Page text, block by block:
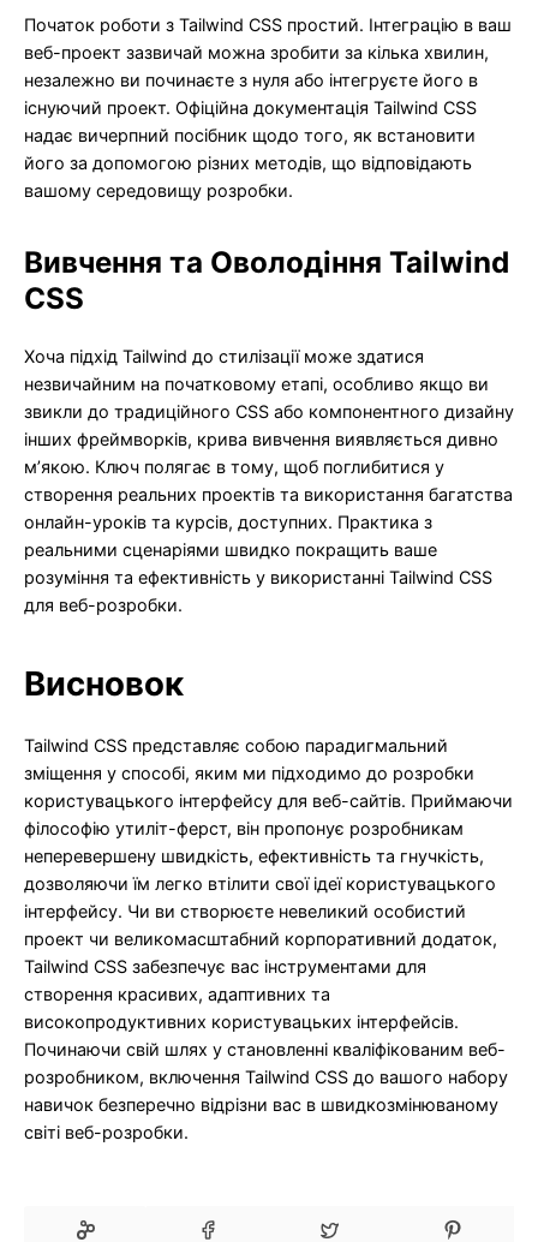
Початок роботи з Tailwind CSS простий. Інтеграцію в ваш
веб-проект зазвичай можна зробити за кілька хвилин,
незалежно ви починаєте з нуля або інтегруєте його в
існуючий проект. Офіційна документація Tailwind CSS
надає вичерпний посібник щодо того, як встановити
його за допомогою різних методів, що відповідають
вашому середовищу розробки.
Вивчення та Оволодіння Tailwind
CSS
Хоча підхід Tailwind до стилізації може здатися
незвичайним на початковому етапі, особливо якщо ви
звикли до традиційного CSS або компонентного дизайну
інших фреймворків, крива вивчення виявляється дивно
м’якою. Ключ полягає в тому, щоб поглибитися у
створення реальних проектів та використання багатства
онлайн-уроків та курсів, доступних. Практика з
реальними сценаріями швидко покращить ваше
розуміння та ефективність у використанні Tailwind CSS
для веб-розробки.
Висновок
Tailwind CSS представляє собою парадигмальний
зміщення у способі, яким ми підходимо до розробки
користувацького інтерфейсу для веб-сайтів. Приймаючи
філософію утиліт-ферст, він пропонує розробникам
неперевершену швидкість, ефективність та гнучкість,
дозволяючи їм легко втілити свої ідеї користувацького
інтерфейсу. Чи ви створюєте невеликий особистий
проект чи великомасштабний корпоративний додаток,
Tailwind CSS забезпечує вас інструментами для
створення красивих, адаптивних та
високопродуктивних користувацьких інтерфейсів.
Починаючи свій шлях у становленні кваліфікованим веб-
розробником, включення Tailwind CSS до вашого набору
навичок безперечно відрізни вас в швидкозмінюваному
світі веб-розробки.